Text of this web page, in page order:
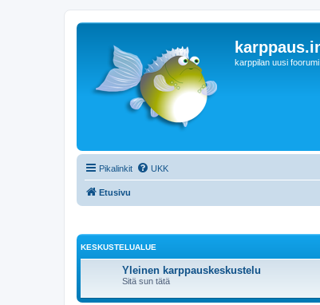
karppilan uusi foorumi
Pikalinkit UKK
Etusivu
KESKUSTELUALUE
Yleinen karppauskeskustelu
Sitä sun tätä